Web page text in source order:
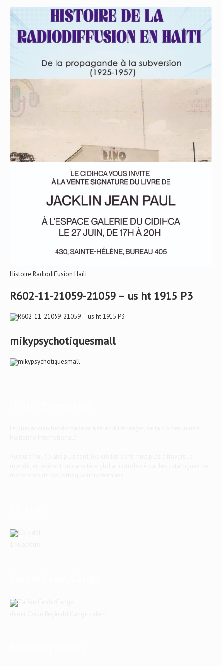
Histoire Radiodiffusion Haïti
R602-11-21059-21059 – us ht 1915 P3
mikypsychotiquesmall